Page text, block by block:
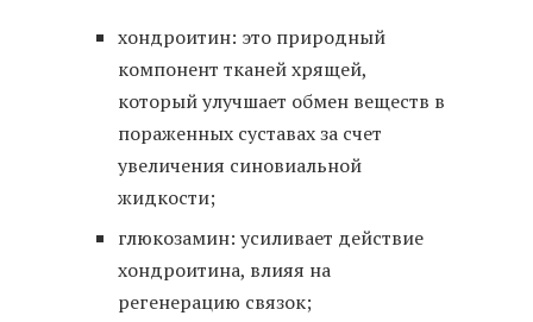
хондроитин: это природный
компонент тканей хрящей,
который улучшает обмен веществ в
пораженных суставах за счет
увеличения синовиальной
жидкости;
глюкозамин: усиливает действие
хондроитина, влияя на
регенерацию связок;